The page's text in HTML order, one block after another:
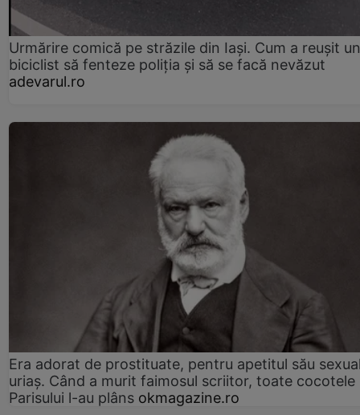
Urmărire comică pe străzile din Iași. Cum a reușit un
biciclist să fenteze poliția și să se facă nevăzut
adevarul.ro
Era adorat de prostituate, pentru apetitul său
uriaș. Când a murit faimosul scriitor, toate cocotele
Parisului l-au plâns okmagazine.ro